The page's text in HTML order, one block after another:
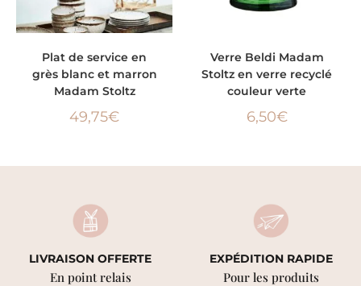
Plat de service en
grès blanc et marron
Madam Stoltz
49,75€
Verre Beldi Madam
Stoltz en verre recyclé
couleur verte
6,50€
LIVRAISON OFFERTE
En point relais
EXPÉDITION RAPIDE
Pour les produits